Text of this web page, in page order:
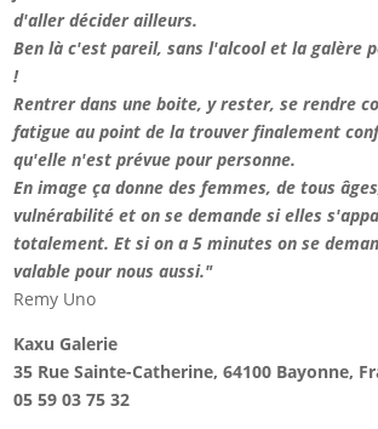
d'aller décider ailleurs.
Ben là c'est pareil, sans l'alcool et la galère
!
Rentrer dans une boite, y rester, se rendre
fatigue au point de la trouver finalement
qu'elle n'est prévue pour personne.
En image ça donne des femmes, de tous
vulnérabilité et on se demande si elles
totalement. Et si on a 5 minutes on se
valable pour nous aussi."
Remy Uno
Kaxu Galerie
35 Rue Sainte-Catherine, 64100 Bayonne,
05 59 03 75 32